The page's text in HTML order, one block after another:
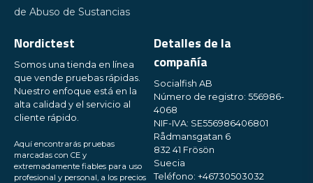
de Abuso de Sustancias
Nordictest
Somos una tienda en línea
que vende pruebas rápidas.
Nuestro enfoque está en la
alta calidad y el servicio al
cliente rápido.
Aquí encontrarás pruebas
marcadas con CE y
extremadamente fiables para uso
profesional y personal, a los precios
Detalles de la
compañía
Socialfish AB
Número de registro: 556986-
4068
NIF-IVA: SE556986406801
Rådmansgatan 6
832 41 Frösön
Suecia
Teléfono: +46730503032